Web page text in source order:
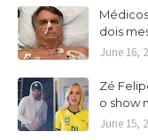
dois
June 16,
Zé
o show
June 15,